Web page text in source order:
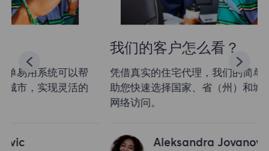
我们的客户怎么看？
凭借真实的住宅代理，我们的简单易用系统可以帮
助您快速选择国家、省（州）和城市，实现灵活的
Aleksandra Jovanovic